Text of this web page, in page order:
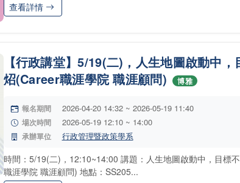
查看詳情
【行政講堂】5/19(二)，人生地圖啟動中
炤(Career職涯學院 職涯顧問)
博雅
報名期間 2026-04-20 14:32 ~ 2026-05-19 11:40
場次時間 2026-05-19 12:10 ~ 14:00
承辦單位 行政管理暨政策學系
時間：5/19(二)，12:10~14:00 講題：人生地圖啟動中，目標
職涯學院 職涯顧問) 地點：SS205...